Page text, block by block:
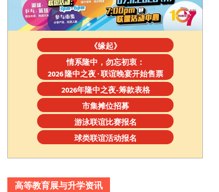
《缘起》
情系隆中，勿忘初衷：
2026 隆中之夜 · 联谊晚宴开始售票
2026年隆中之夜-筹款表格
市集摊位招募
游泳联谊比赛报名
球类联谊活动报名
高等教育展与升学资讯